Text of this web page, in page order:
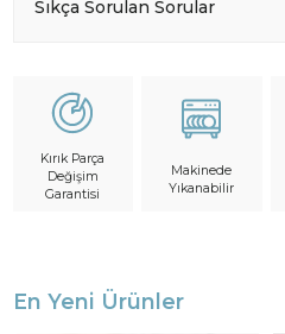
Sıkça Sorulan Sorular
Kırık Parça
Değişim
Garantisi
Makinede
Yıkanabilir
En Yeni Ürünler